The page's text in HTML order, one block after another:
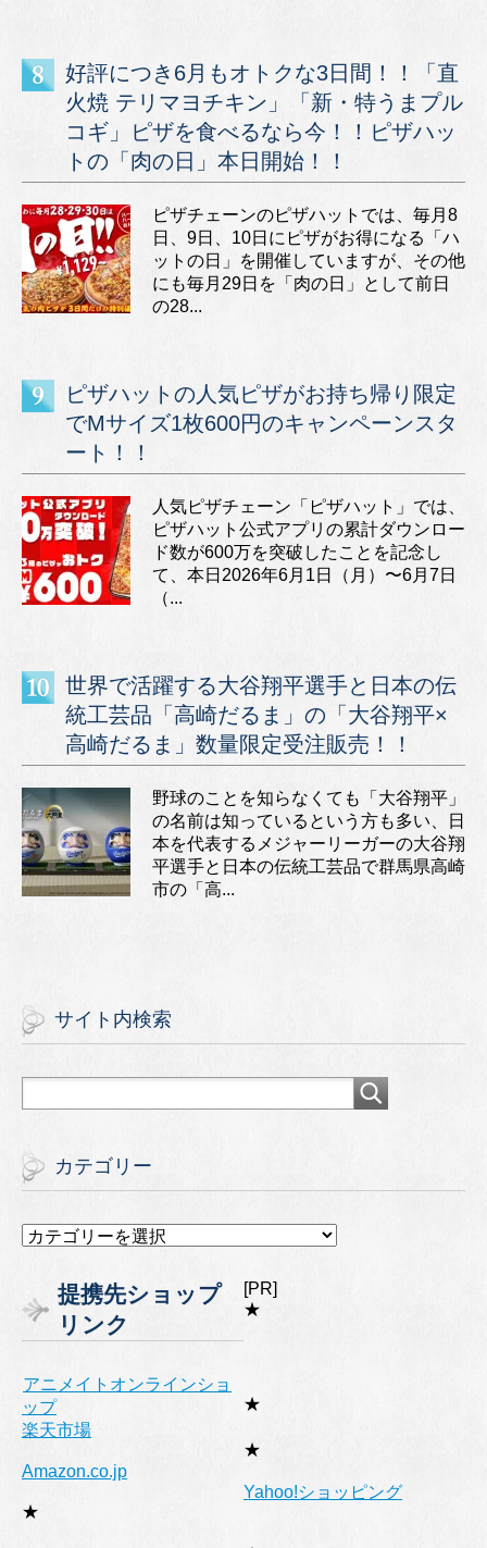
好評につき6月もオトクな3日間！！「直
火焼 テリマヨチキン」「新・特うまプル
コギ」ピザを食べるなら今！！ピザハッ
トの「肉の日」本日開始！！
ピザチェーンのピザハットでは、毎月8
日、9日、10日にピザがお得になる「ハ
ットの日」を開催していますが、その他
にも毎月29日を「肉の日」として前日
の28...
ピザハットの人気ピザがお持ち帰り限定
でMサイズ1枚600円のキャンペーンスタ
ート！！
人気ピザチェーン「ピザハット」では、
ピザハット公式アプリの累計ダウンロー
ド数が600万を突破したことを記念し
て、本日2026年6月1日（月）〜6月7日
（...
世界で活躍する大谷翔平選手と日本の伝
統工芸品「高崎だるま」の「大谷翔平×
高崎だるま」数量限定受注販売！！
野球のことを知らなくても「大谷翔平」
の名前は知っているという方も多い、日
本を代表するメジャーリーガーの大谷翔
平選手と日本の伝統工芸品で群馬県高崎
市の「高...
サイト内検索
カテゴリー
カ
リ
ー
提携先ショップ
リンク
[PR]
★
アニメイトオンラインショ
ップ
★
楽天市場
★
Amazon.co.jp
★
Yahoo!ショッピング